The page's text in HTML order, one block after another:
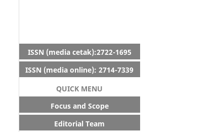
ISSN (media cetak):2722-1695
ISSN (media online): 2714-7339
QUICK MENU
Focus and Scope
Editorial Team